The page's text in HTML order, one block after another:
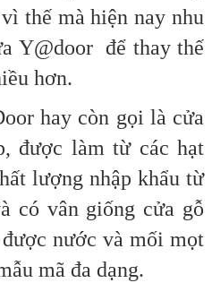
thế mà hiện nay nhu
Y@door để thay thế
hơn.
hay còn gọi là cửa
được làm từ các hạt
lượng nhập khẩu từ
có vân giống cửa gỗ
nước và mối mọt
mã đa dạng.